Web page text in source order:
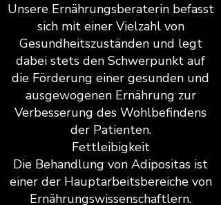
Unsere Ernährungsberaterin befasst
sich mit einer Vielzahl von
Gesundheitszuständen und legt
dabei stets den Schwerpunkt auf
die Förderung einer gesunden und
ausgewogenen Ernährung zur
Verbesserung des Wohlbefindens
der Patienten.
Fettleibigkeit
Die Behandlung von Adipositas ist
einer der Hauptarbeitsbereiche von
Ernährungswissenschaftlern.